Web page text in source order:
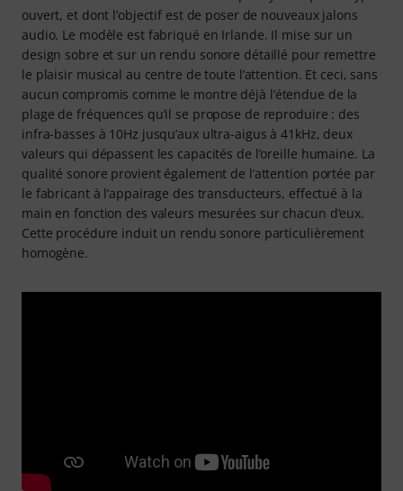
ouvert, et dont l’objectif est de poser de nouveaux jalons
audio. Le modèle est fabriqué en Irlande. Il mise sur un
design sobre et sur un rendu sonore détaillé pour remettre
le plaisir musical au centre de toute l’attention. Et ceci, sans
aucun compromis comme le montre déjà l’étendue de la
plage de fréquences qu’il se propose de reproduire : des
infra-basses à 10Hz jusqu’aux ultra-aigus à 41kHz, deux
valeurs qui dépassent les capacités de l’oreille humaine. La
qualité sonore provient également de l’attention portée par
le fabricant à l’appairage des transducteurs, effectué à la
main en fonction des valeurs mesurées sur chacun d’eux.
Cette procédure induit un rendu sonore particulièrement
homogène.